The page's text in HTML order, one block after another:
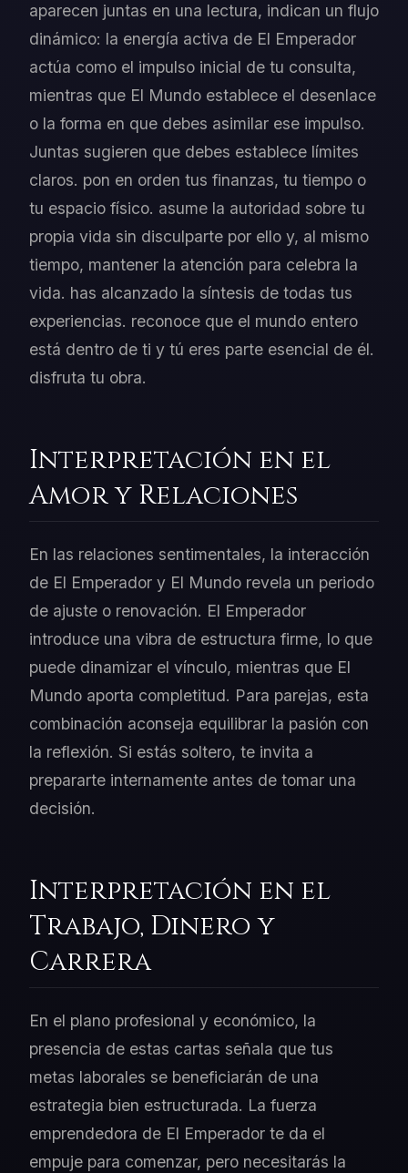
aparecen juntas en una lectura, indican un flujo
dinámico: la energía activa de El Emperador
actúa como el impulso inicial de tu consulta,
mientras que El Mundo establece el desenlace
o la forma en que debes asimilar ese impulso.
Juntas sugieren que debes establece límites
claros. pon en orden tus finanzas, tu tiempo o
tu espacio físico. asume la autoridad sobre tu
propia vida sin disculparte por ello y, al mismo
tiempo, mantener la atención para celebra la
vida. has alcanzado la síntesis de todas tus
experiencias. reconoce que el mundo entero
está dentro de ti y tú eres parte esencial de él.
disfruta tu obra.
Interpretación en el
Amor y Relaciones
En las relaciones sentimentales, la interacción
de El Emperador y El Mundo revela un periodo
de ajuste o renovación. El Emperador
introduce una vibra de estructura firme, lo que
puede dinamizar el vínculo, mientras que El
Mundo aporta completitud. Para parejas, esta
combinación aconseja equilibrar la pasión con
la reflexión. Si estás soltero, te invita a
prepararte internamente antes de tomar una
decisión.
Interpretación en el
Trabajo, Dinero y
Carrera
En el plano profesional y económico, la
presencia de estas cartas señala que tus
metas laborales se beneficiarán de una
estrategia bien estructurada. La fuerza
emprendedora de El Emperador te da el
empuje para comenzar, pero necesitarás la